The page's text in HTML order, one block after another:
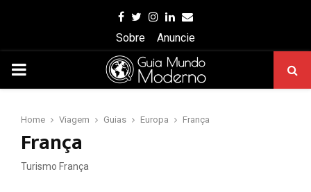
Facebook
Twitter
Instagram
Linkedin
Email
Sobre
Anuncie
PRIMARY
Home Viagem Guias Europa França
França
Turismo França